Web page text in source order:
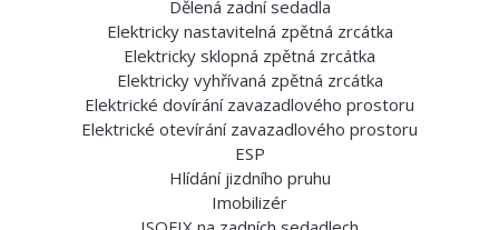
Dělená zadní sedadla
Elektricky nastavitelná zpětná zrcátka
Elektricky sklopná zpětná zrcátka
Elektricky vyhřívaná zpětná zrcátka
Elektrické dovírání zavazadlového prostoru
Elektrické otevírání zavazadlového prostoru
ESP
Hlídání jizdního pruhu
Imobilizér